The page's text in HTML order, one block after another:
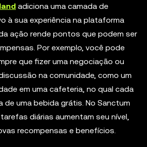
adiciona uma camada de
à sua experiência na plataforma
ação rende pontos que podem ser
Por exemplo, você pode
que fizer uma negociação ou
na comunidade, como um
em uma cafeteria, no qual cada
de uma bebida grátis. No Sanctum
diárias aumentam seu nível,
recompensas e benefícios.